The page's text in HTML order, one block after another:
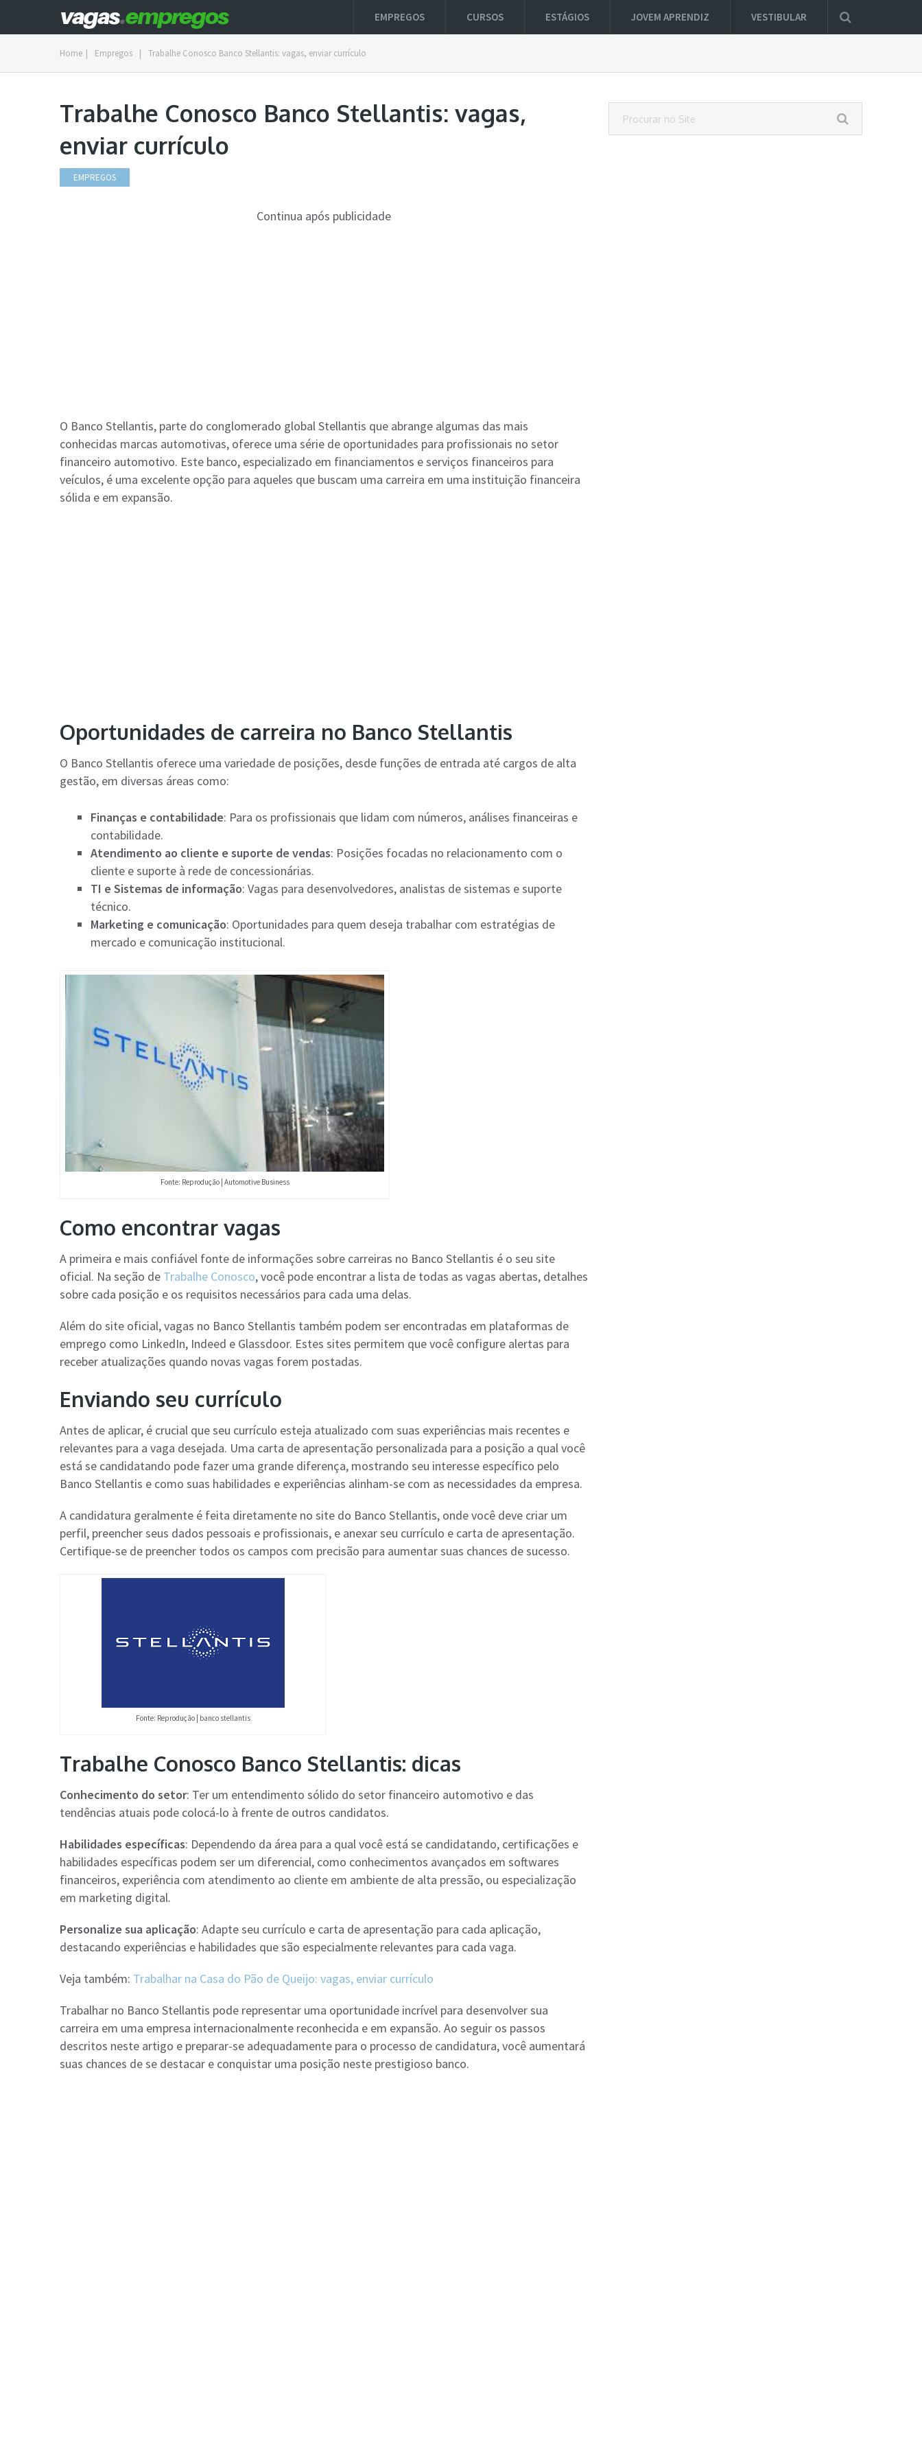
EMPREGOS CURSOS ESTÁGIOS JOVEM APRENDIZ VESTIBULAR
Home | Empregos | Trabalhe Conosco Banco Stellantis: vagas, enviar currículo
Trabalhe Conosco Banco Stellantis: vagas,
enviar currículo
EMPREGOS
Continua após publicidade
O Banco Stellantis, parte do conglomerado global Stellantis que abrange algumas das mais
conhecidas marcas automotivas, oferece uma série de oportunidades para profissionais no setor
financeiro automotivo. Este banco, especializado em financiamentos e serviços financeiros para
veículos, é uma excelente opção para aqueles que buscam uma carreira em uma instituição financeira
sólida e em expansão.
Oportunidades de carreira no Banco Stellantis
O Banco Stellantis oferece uma variedade de posições, desde funções de entrada até cargos de alta
gestão, em diversas áreas como:
Finanças e contabilidade: Para os profissionais que lidam com números, análises financeiras e
contabilidade.
Atendimento ao cliente e suporte de vendas: Posições focadas no relacionamento com o
cliente e suporte à rede de concessionárias.
TI e Sistemas de informação: Vagas para desenvolvedores, analistas de sistemas e suporte
técnico.
Marketing e comunicação: Oportunidades para quem deseja trabalhar com estratégias de
mercado e comunicação institucional.
Fonte: Reprodução | Automotive Business
Como encontrar vagas
A primeira e mais confiável fonte de informações sobre carreiras no Banco Stellantis é o seu site
oficial. Na seção de Trabalhe Conosco, você pode encontrar a lista de todas as vagas abertas, detalhes
sobre cada posição e os requisitos necessários para cada uma delas.
Além do site oficial, vagas no Banco Stellantis também podem ser encontradas em plataformas de
emprego como LinkedIn, Indeed e Glassdoor. Estes sites permitem que você configure alertas para
receber atualizações quando novas vagas forem postadas.
Enviando seu currículo
Antes de aplicar, é crucial que seu currículo esteja atualizado com suas experiências mais recentes e
relevantes para a vaga desejada. Uma carta de apresentação personalizada para a posição a qual você
está se candidatando pode fazer uma grande diferença, mostrando seu interesse específico pelo
Banco Stellantis e como suas habilidades e experiências alinham-se com as necessidades da empresa.
A candidatura geralmente é feita diretamente no site do Banco Stellantis, onde você deve criar um
perfil, preencher seus dados pessoais e profissionais, e anexar seu currículo e carta de apresentação.
Certifique-se de preencher todos os campos com precisão para aumentar suas chances de sucesso.
Fonte: Reprodução | banco stellantis
Trabalhe Conosco Banco Stellantis: dicas
Conhecimento do setor: Ter um entendimento sólido do setor financeiro automotivo e das
tendências atuais pode colocá-lo à frente de outros candidatos.
Habilidades específicas: Dependendo da área para a qual você está se candidatando, certificações e
habilidades específicas podem ser um diferencial, como conhecimentos avançados em softwares
financeiros, experiência com atendimento ao cliente em ambiente de alta pressão, ou especialização
em marketing digital.
Personalize sua aplicação: Adapte seu currículo e carta de apresentação para cada aplicação,
destacando experiências e habilidades que são especialmente relevantes para cada vaga.
Veja também: Trabalhar na Casa do Pão de Queijo: vagas, enviar currículo
Trabalhar no Banco Stellantis pode representar uma oportunidade incrível para desenvolver sua
carreira em uma empresa internacionalmente reconhecida e em expansão. Ao seguir os passos
descritos neste artigo e preparar-se adequadamente para o processo de candidatura, você aumentará
suas chances de se destacar e conquistar uma posição neste prestigioso banco.